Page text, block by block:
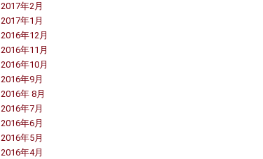
2017年2月
2017年1月
2016年12月
2016年11月
2016年10月
2016年9月
2016年 8月
2016年7月
2016年6月
2016年5月
2016年4月